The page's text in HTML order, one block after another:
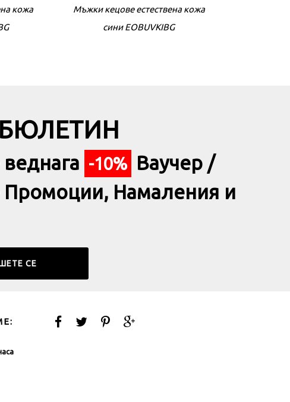
кожа
Дамски обувки естествена кожа
кожа
Мъжки кецове естествена кожа
-10% Ваучер /
Промоции, Намаления и